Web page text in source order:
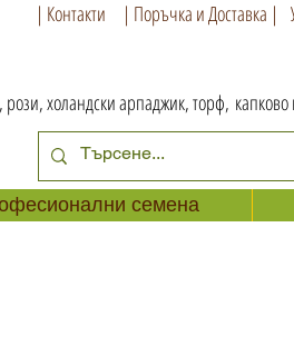
холандски арпаджик, торф,
| Поръчка и Доставка |
| Контакти
семена